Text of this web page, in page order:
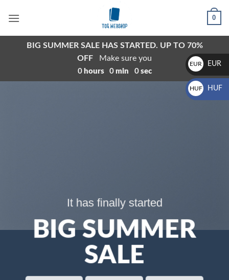
0
BIG SUMMER SALE HAS STARTED. UP TO 70%
OFF
Make sure you
0 hours 0 min 0 sec
It has finally started
BIG SUMMER
SALE
EUR
€
EUR
HUF
Ft
HUF